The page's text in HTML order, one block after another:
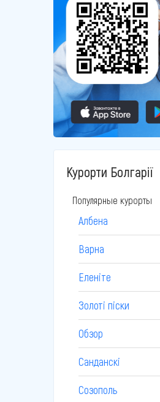
Курорти Болгарії
Популярные курорты
Албена
Варна
Еленіте
Золоті піски
Обзор
Санданскі
Созополь